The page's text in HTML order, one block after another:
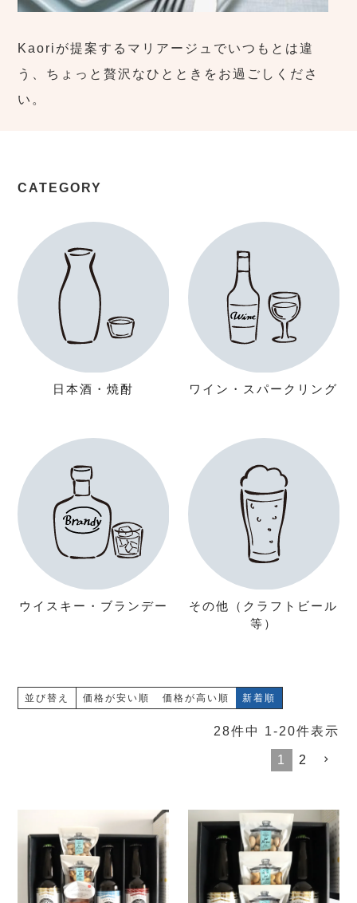
Kaoriが提案するマリアージュでいつもとは違
う、ちょっと贅沢なひとときをお過ごしくださ
い。
CATEGORY
日本酒・焼酎 ワイン・スパークリング
ウイスキー・ブランデー
その他（クラフトビール
等）
並び替え 価格が安い順 価格が高い順 新着順
28件中 1-20件表示
1 2